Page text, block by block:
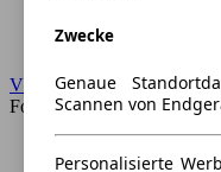
VW
Forum
Zwecke
Genaue
Scannen von
Personalisierte